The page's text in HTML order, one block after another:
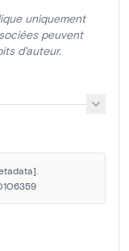
uniquement
peuvent
d'auteur.